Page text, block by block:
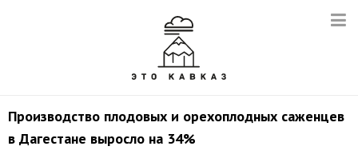
Производство плодовых и орехоплодных саженцев
в Дагестане выросло на 34%